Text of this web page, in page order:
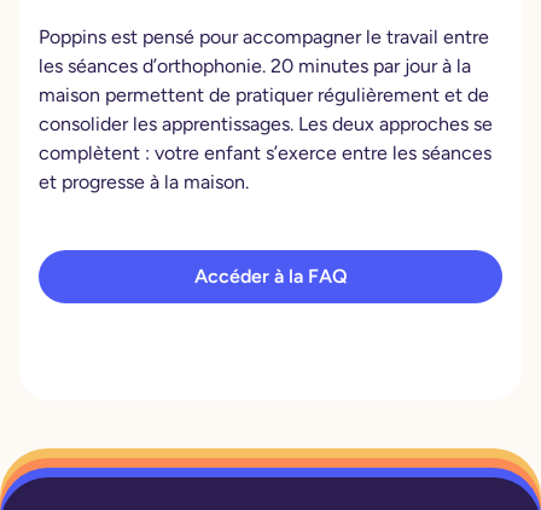
Poppins est pensé pour accompagner le travail entre
les séances d’orthophonie. 20 minutes par jour à la
maison permettent de pratiquer régulièrement et de
consolider les apprentissages. Les deux approches se
complètent : votre enfant s’exerce entre les séances
et progresse à la maison.
Accéder à la FAQ